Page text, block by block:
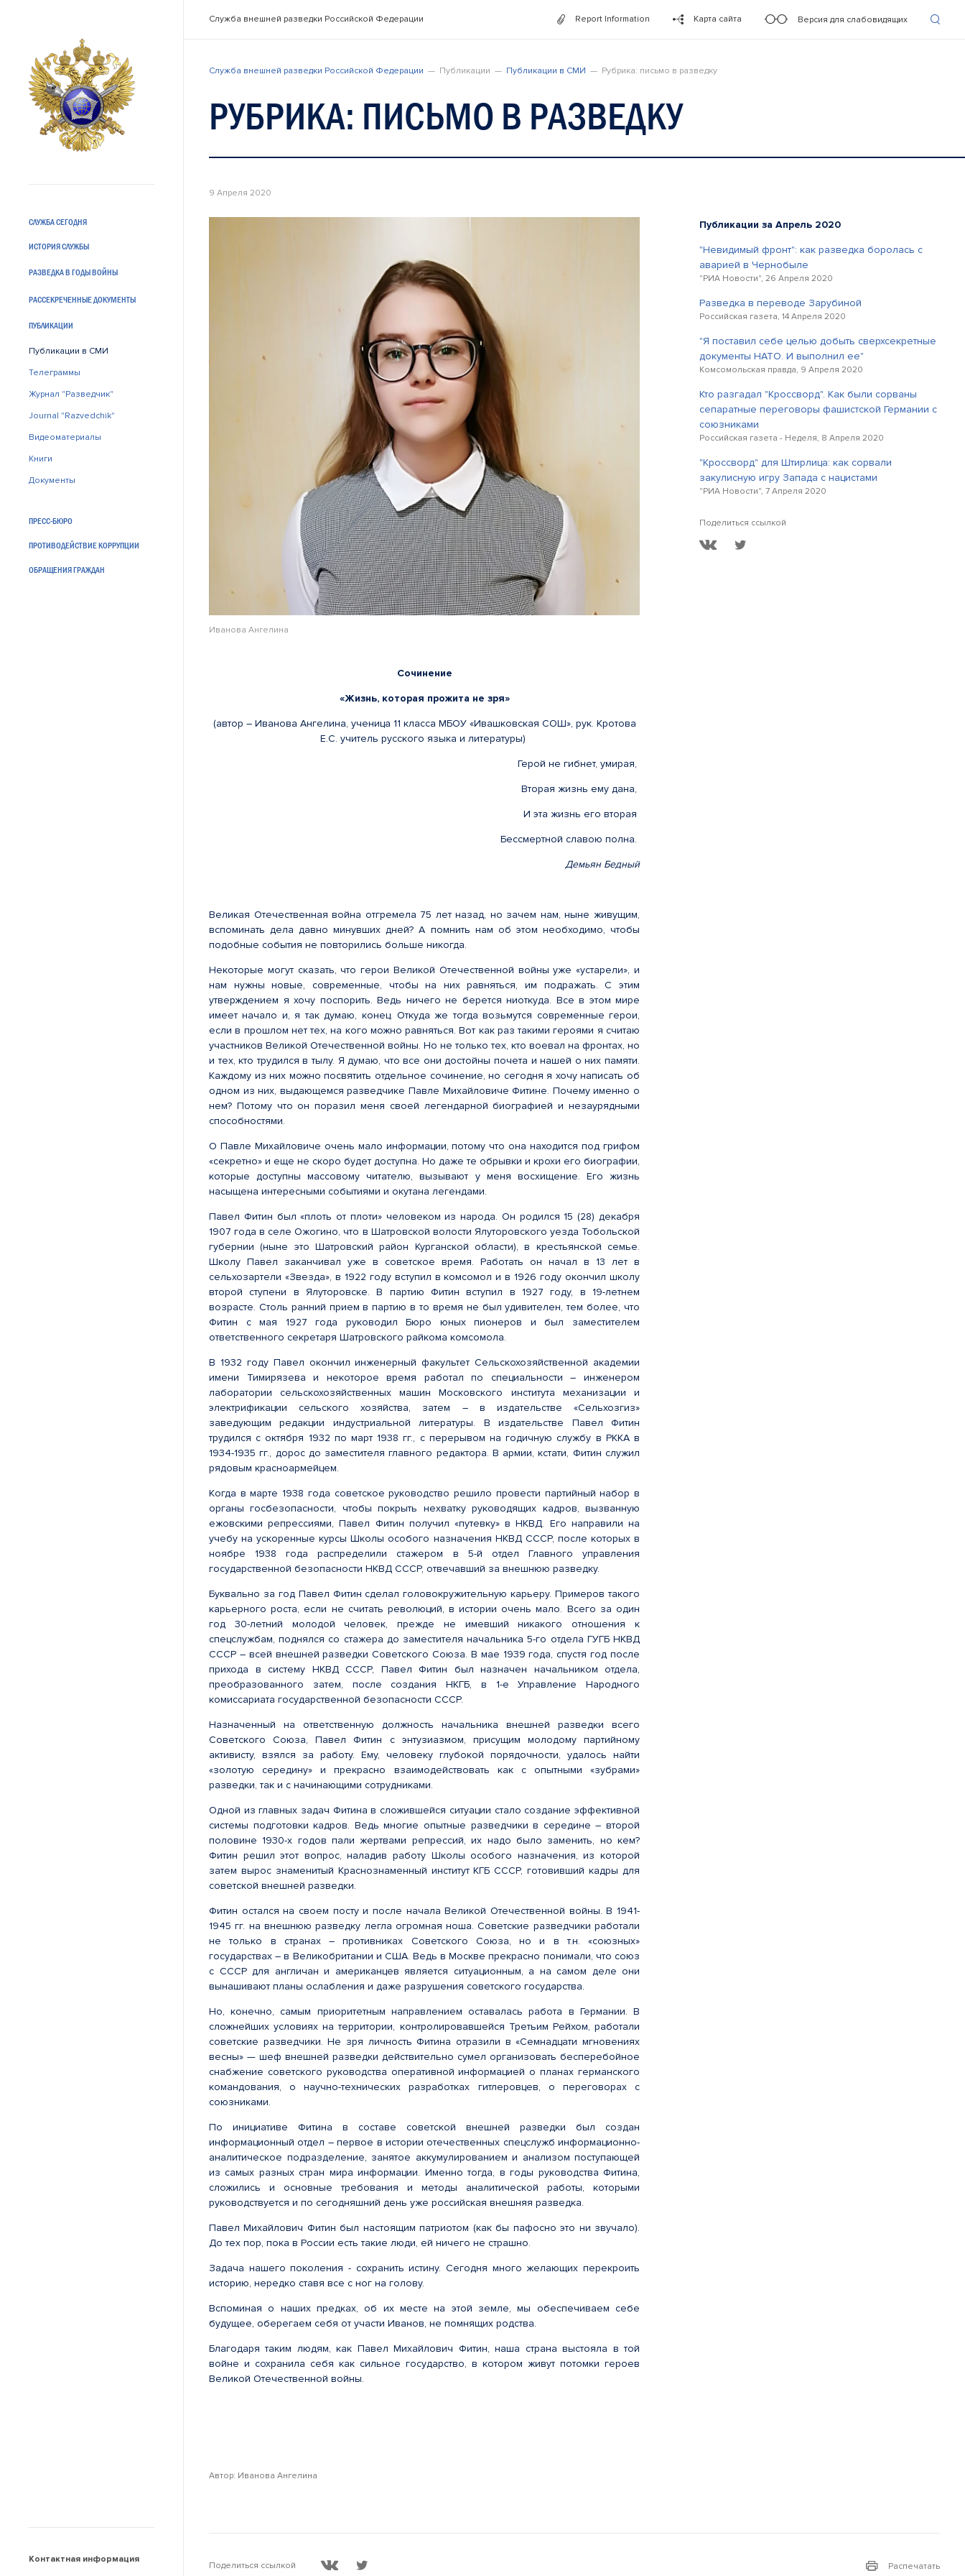
СЛУЖБА СЕГОДНЯ
ИСТОРИЯ СЛУЖБЫ
РАЗВЕДКА В ГОДЫ ВОЙНЫ
РАССЕКРЕЧЕННЫЕ ДОКУМЕНТЫ
ПУБЛИКАЦИИ
Публикации в СМИ
Телеграммы
Журнал "Разведчик"
Journal "Razvedchik"
Видеоматериалы
Книги
Документы
ПРЕСС-БЮРО
ПРОТИВОДЕЙСТВИЕ КОРРУПЦИИ
ОБРАЩЕНИЯ ГРАЖДАН
Контактная информация
Служба внешней разведки Российской Федерации Report Information Карта сайта Версия для слабовидящих
Служба внешней разведки Российской Федерации Публикации Публикации в СМИ Рубрика: письмо в разведку
РУБРИКА: ПИСЬМО В РАЗВЕДКУ
9 Апреля 2020
Иванова Ангелина
Сочинение
«Жизнь, которая прожита не зря»
(автор – Иванова Ангелина, ученица 11 класса МБОУ «Ивашковская СОШ», рук. Кротова
Е.С. учитель русского языка и литературы)
Герой не гибнет, умирая,
Вторая жизнь ему дана,
И эта жизнь его вторая
Бессмертной славою полна.
Демьян Бедный
Великая Отечественная война отгремела 75 лет назад, но зачем нам, ныне живущим,
вспоминать дела давно минувших дней? А помнить нам об этом необходимо, чтобы
подобные события не повторились больше никогда.
Некоторые могут сказать, что герои Великой Отечественной войны уже «устарели», и
нам нужны новые, современные, чтобы на них равняться, им подражать. С этим
утверждением я хочу поспорить. Ведь ничего не берется ниоткуда. Все в этом мире
имеет начало и, я так думаю, конец. Откуда же тогда возьмутся современные герои,
если в прошлом нет тех, на кого можно равняться. Вот как раз такими героями я считаю
участников Великой Отечественной войны. Но не только тех, кто воевал на фронтах, но
и тех, кто трудился в тылу. Я думаю, что все они достойны почета и нашей о них памяти.
Каждому из них можно посвятить отдельное сочинение, но сегодня я хочу написать об
одном из них, выдающемся разведчике Павле Михайловиче Фитине. Почему именно о
нем? Потому что он поразил меня своей легендарной биографией и незаурядными
способностями.
О Павле Михайловиче очень мало информации, потому что она находится под грифом
«секретно» и еще не скоро будет доступна. Но даже те обрывки и крохи его биографии,
которые доступны массовому читателю, вызывают у меня восхищение. Его жизнь
насыщена интересными событиями и окутана легендами.
Павел Фитин был «плоть от плоти» человеком из народа. Он родился 15 (28) декабря
1907 года в селе Ожогино, что в Шатровской волости Ялуторовского уезда Тобольской
губернии (ныне это Шатровский район Курганской области), в крестьянской семье.
Школу Павел заканчивал уже в советское время. Работать он начал в 13 лет в
сельхозартели «Звезда», в 1922 году вступил в комсомол и в 1926 году окончил школу
второй ступени в Ялуторовске. В партию Фитин вступил в 1927 году, в 19-летнем
возрасте. Столь ранний прием в партию в то время не был удивителен, тем более, что
Фитин с мая 1927 года руководил Бюро юных пионеров и был заместителем
ответственного секретаря Шатровского райкома комсомола.
В 1932 году Павел окончил инженерный факультет Сельскохозяйственной академии
имени Тимирязева и некоторое время работал по специальности – инженером
лаборатории сельскохозяйственных машин Московского института механизации и
электрификации сельского хозяйства, затем – в издательстве «Сельхозгиз»
заведующим редакции индустриальной литературы. В издательстве Павел Фитин
трудился с октября 1932 по март 1938 гг., с перерывом на годичную службу в РККА в
1934-1935 гг., дорос до заместителя главного редактора. В армии, кстати, Фитин служил
рядовым красноармейцем.
Когда в марте 1938 года советское руководство решило провести партийный набор в
органы госбезопасности, чтобы покрыть нехватку руководящих кадров, вызванную
ежовскими репрессиями, Павел Фитин получил «путевку» в НКВД. Его направили на
учебу на ускоренные курсы Школы особого назначения НКВД СССР, после которых в
ноябре 1938 года распределили стажером в 5-й отдел Главного управления
государственной безопасности НКВД СССР, отвечавший за внешнюю разведку.
Буквально за год Павел Фитин сделал головокружительную карьеру. Примеров такого
карьерного роста, если не считать революций, в истории очень мало. Всего за один
год 30-летний молодой человек, прежде не имевший никакого отношения к
спецслужбам, поднялся со стажера до заместителя начальника 5-го отдела ГУГБ НКВД
СССР – всей внешней разведки Советского Союза. В мае 1939 года, спустя год после
прихода в систему НКВД СССР, Павел Фитин был назначен начальником отдела,
преобразованного затем, после создания НКГБ, в 1-е Управление Народного
комиссариата государственной безопасности СССР.
Назначенный на ответственную должность начальника внешней разведки всего
Советского Союза, Павел Фитин с энтузиазмом, присущим молодому партийному
активисту, взялся за работу. Ему, человеку глубокой порядочности, удалось найти
«золотую середину» и прекрасно взаимодействовать как с опытными «зубрами»
разведки, так и с начинающими сотрудниками.
Одной из главных задач Фитина в сложившейся ситуации стало создание эффективной
системы подготовки кадров. Ведь многие опытные разведчики в середине – второй
половине 1930-х годов пали жертвами репрессий, их надо было заменить, но кем?
Фитин решил этот вопрос, наладив работу Школы особого назначения, из которой
затем вырос знаменитый Краснознаменный институт КГБ СССР, готовивший кадры для
советской внешней разведки.
Фитин остался на своем посту и после начала Великой Отечественной войны. В 1941-
1945 гг. на внешнюю разведку легла огромная ноша. Советские разведчики работали
не только в странах – противниках Советского Союза, но и в т.н. «союзных»
государствах – в Великобритании и США. Ведь в Москве прекрасно понимали, что союз
с СССР для англичан и американцев является ситуационным, а на самом деле они
вынашивают планы ослабления и даже разрушения советского государства.
Но, конечно, самым приоритетным направлением оставалась работа в Германии. В
сложнейших условиях на территории, контролировавшейся Третьим Рейхом, работали
советские разведчики. Не зря личность Фитина отразили в «Семнадцати мгновениях
весны» — шеф внешней разведки действительно сумел организовать бесперебойное
снабжение советского руководства оперативной информацией о планах германского
командования, о научно-технических разработках гитлеровцев, о переговорах с
союзниками.
По инициативе Фитина в составе советской внешней разведки был создан
информационный отдел – первое в истории отечественных спецслужб информационно-
аналитическое подразделение, занятое аккумулированием и анализом поступающей
из самых разных стран мира информации. Именно тогда, в годы руководства Фитина,
сложились и основные требования и методы аналитической работы, которыми
руководствуется и по сегодняшний день уже российская внешняя разведка.
Павел Михайлович Фитин был настоящим патриотом (как бы пафосно это ни звучало).
До тех пор, пока в России есть такие люди, ей ничего не страшно.
Задача нашего поколения - сохранить истину. Сегодня много желающих перекроить
историю, нередко ставя все с ног на голову.
Вспоминая о наших предках, об их месте на этой земле, мы обеспечиваем себе
будущее, оберегаем себя от участи Иванов, не помнящих родства.
Благодаря таким людям, как Павел Михайлович Фитин, наша страна выстояла в той
войне и сохранила себя как сильное государство, в котором живут потомки героев
Великой Отечественной войны.
Автор: Иванова Ангелина
Публикации за Апрель 2020
"Невидимый фронт": как разведка боролась с
аварией в Чернобыле
"РИА Новости", 26 Апреля 2020
Разведка в переводе Зарубиной
Российская газета, 14 Апреля 2020
"Я поставил себе целью добыть сверхсекретные
документы НАТО. И выполнил ее"
Комсомольская правда, 9 Апреля 2020
Кто разгадал "Кроссворд". Как были сорваны
сепаратные переговоры фашистской Германии с
союзниками
Российская газета - Неделя, 8 Апреля 2020
"Кроссворд" для Штирлица: как сорвали
закулисную игру Запада с нацистами
"РИА Новости", 7 Апреля 2020
Поделиться ссылкой
Поделиться ссылкой Распечатать